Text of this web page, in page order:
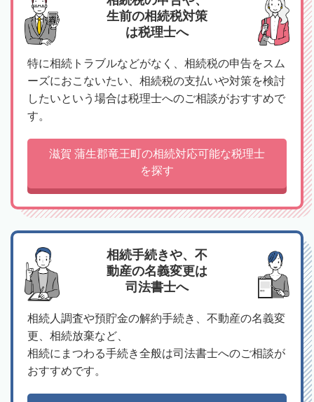
生前の相続税対策
は税理士へ
特に相続トラブルなどがなく、相続税の申告をスム
ーズにおこないたい、相続税の支払いや対策を検討
したいという場合は税理士へのご相談がおすすめで
す。
滋賀 蒲生郡竜王町の相続対応可能な税理士
を探す
相続手続きや、不
動産の名義変更は
司法書士へ
相続人調査や預貯金の解約手続き、不動産の名義変
更、相続放棄など、
相続にまつわる手続き全般は司法書士へのご相談が
おすすめです。